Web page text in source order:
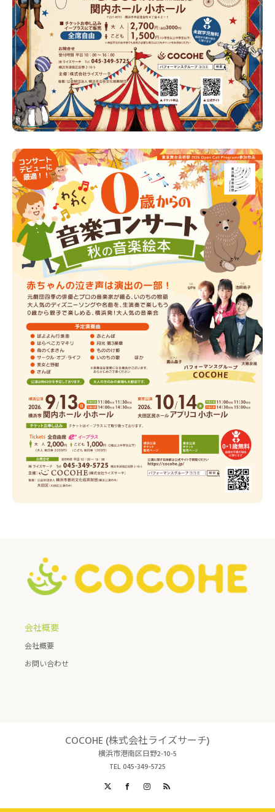
会社概要
会社概要
お問い合わせ
COCOHE (株式会社ライズサーチ)
横浜市港南区日野2-10-5
TEL 045-349-5725
FacebookInstagram